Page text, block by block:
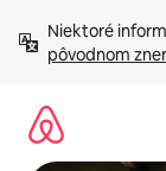
obsah.
Niektoré
pôvodnom